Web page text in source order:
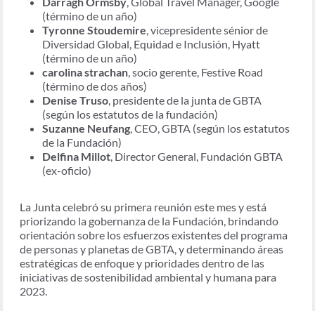
(término de un año)
Tyronne Stoudemire, vicepresidente sénior de
Diversidad Global, Equidad e Inclusión, Hyatt
(término de un año)
carolina strachan, socio gerente, Festive Road
(término de dos años)
Denise Truso, presidente de la junta de GBTA
(según los estatutos de la fundación)
Suzanne Neufang, CEO, GBTA (según los estatutos
de la Fundación)
Delfina Millot, Director General, Fundación GBTA
(ex-oficio)
La Junta celebró su primera reunión este mes y está
priorizando la gobernanza de la Fundación, brindando
orientación sobre los esfuerzos existentes del programa
de personas y planetas de GBTA, y determinando áreas
estratégicas de enfoque y prioridades dentro de las
iniciativas de sostenibilidad ambiental y humana para
2023.